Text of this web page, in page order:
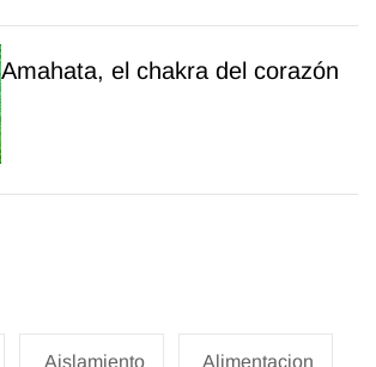
Amahata, el chakra del corazón
Aislamiento Alimentacion